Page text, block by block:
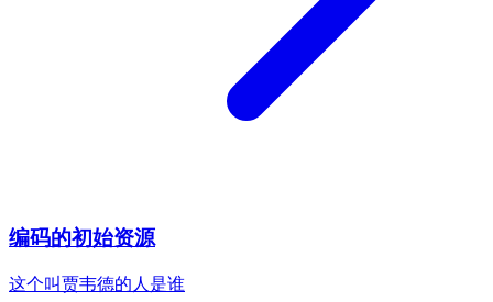
编码的初始资源
这个叫贾韦德的人是谁